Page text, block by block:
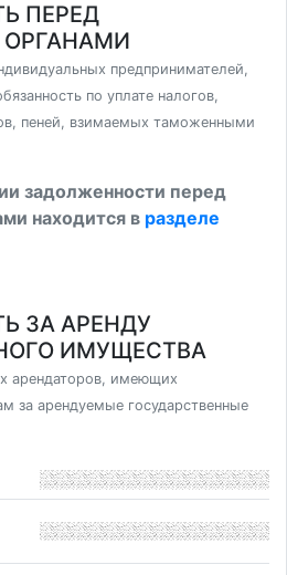
ПЕРЕД
предпринимателей,
по уплате налогов,
пеней, взимаемых таможенными
задолженности перед
находится в разделе
ЗА АРЕНДУ
ИМУЩЕСТВА
арендаторов, имеющих
за арендуемые государственные